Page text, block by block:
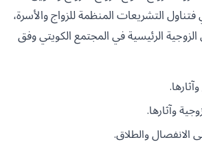
فتناول التشريعات المنظمة للزواج والأسرة،
الرئيسية في المجتمع الكويتي وفق
وآثارها.
الانفصال والطلاق.